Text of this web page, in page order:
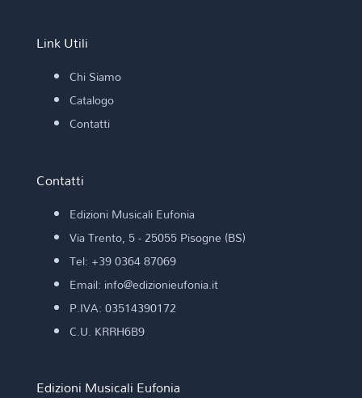
Link Utili
Chi Siamo
Catalogo
Contatti
Contatti
Edizioni Musicali Eufonia
Via Trento, 5 - 25055 Pisogne (BS)
Tel: +39 0364 87069
Email: info@edizionieufonia.it
P.IVA: 03514390172
C.U. KRRH6B9
Edizioni Musicali Eufonia